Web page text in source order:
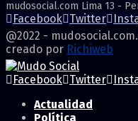
mudosocial.com Lima 13 -
Facebook Twitter
@2022 -
creado por Richiweb
Facebook Twitter
Actualidad
Política